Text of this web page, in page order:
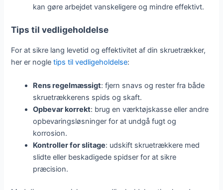
kan gøre arbejdet vanskeligere og mindre effektivt.
Tips til vedligeholdelse
For at sikre lang levetid og effektivitet af din skruetrækker,
her er nogletips til vedligeholdelse:
Rens regelmæssigt: fjern snavs og rester fra både
skruetrækkerens spids og skaft.
Opbevar korrekt: brug en værktøjskasse eller andre
opbevaringsløsninger for at undgå fugt og
korrosion.
Kontroller for slitage: udskift skruetrækkere med
slidte eller beskadigede spidser for at sikre
præcision.